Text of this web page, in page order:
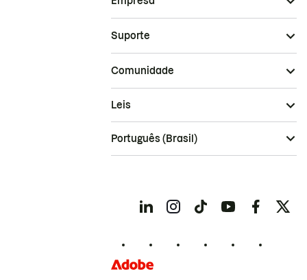
Suporte
Comunidade
Leis
Português (Brasil)